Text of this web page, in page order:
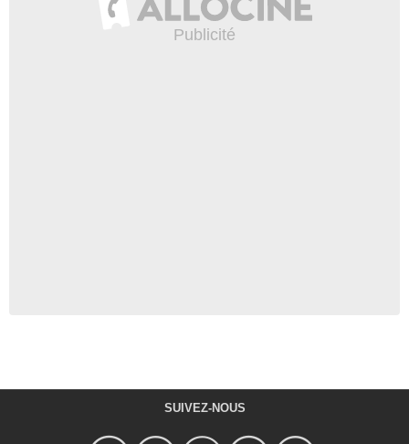
SUIVEZ-NOUS